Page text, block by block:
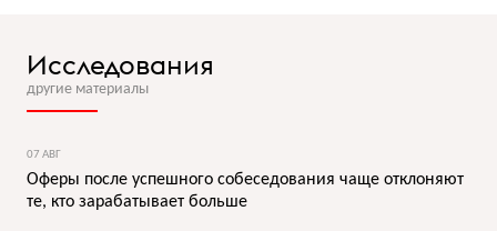
Исследования
другие материалы
07 АВГ
Оферы после успешного собеседования чаще отклоняют
те, кто зарабатывает больше